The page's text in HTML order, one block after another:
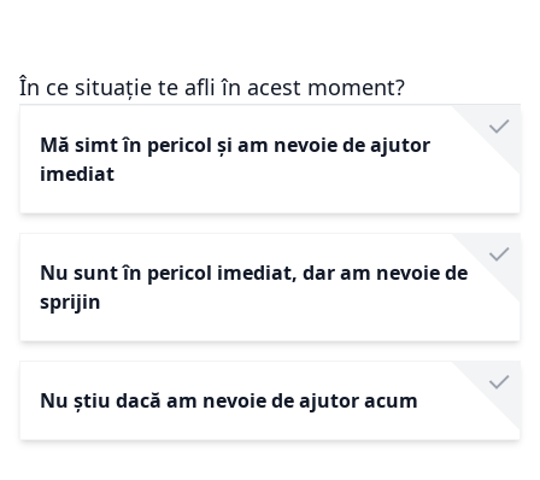
În ce situație te afli în acest moment?
Mă simt în pericol și am nevoie de ajutor
imediat
Nu sunt în pericol imediat, dar am nevoie de
sprijin
Nu știu dacă am nevoie de ajutor acum